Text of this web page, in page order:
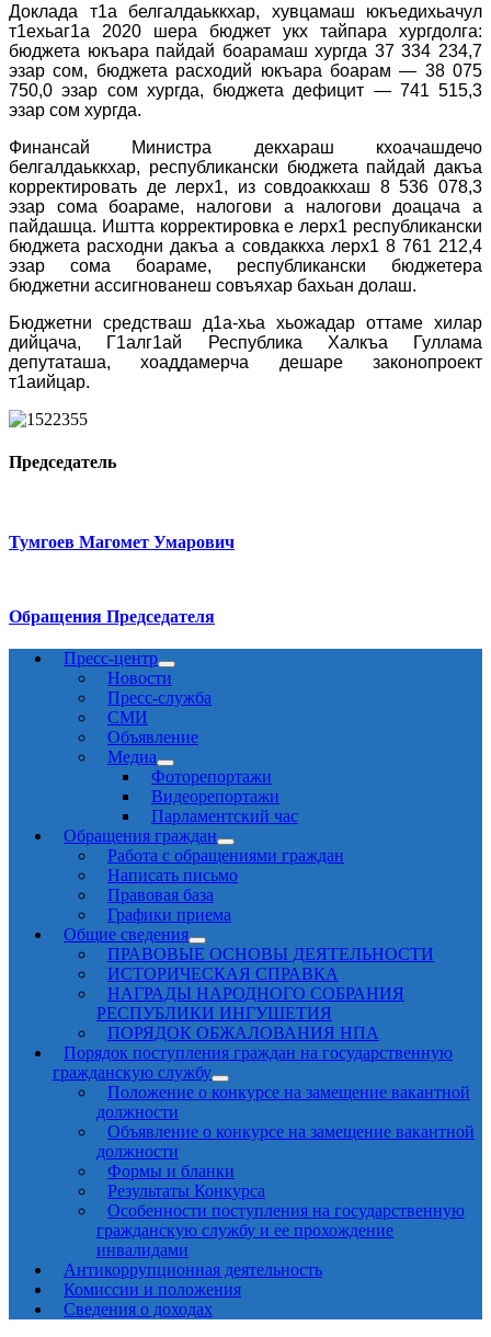
Доклада т1а белгалдаьккхар, хувцамаш юкъедихьачул
т1ехьаг1а 2020 шера бюджет укх тайпара хургдолга:
бюджета юкъара пайдай боарамаш хургда 37 334 234,7
эзар сом, бюджета расходий юкъара боарам — 38 075
750,0 эзар сом хургда, бюджета дефицит — 741 515,3
эзар сом хургда.
Финансай Министра декхараш кхоачашдечо
белгалдаьккхар, республикански бюджета пайдай дакъа
корректировать де лерх1, из совдоаккхаш 8 536 078,3
эзар сома боараме, налогови а налогови доацача а
пайдашца. Иштта корректировка е лерх1 республикански
бюджета расходни дакъа а совдаккха лерх1 8 761 212,4
эзар сома боараме, республикански бюджетера
бюджетни ассигнованеш совъяхар бахьан долаш.
Бюджетни средстваш д1а-хьа хьожадар оттаме хилар
дийцача, Г1алг1ай Республика Халкъа Гуллама
депутаташа, хоаддамерча дешаре законопроект
т1аийцар.
Председатель
Тумгоев Магомет Умарович
Обращения Председателя
Пресс-центр
Новости
Пресс-служба
СМИ
Объявление
Медиа
Фоторепортажи
Видеорепортажи
Парламентский час
Обращения граждан
Работа с обращениями граждан
Написать письмо
Правовая база
Графики приема
Общие сведения
ПРАВОВЫЕ ОСНОВЫ ДЕЯТЕЛЬНОСТИ
ИСТОРИЧЕСКАЯ СПРАВКА
НАГРАДЫ НАРОДНОГО СОБРАНИЯ
РЕСПУБЛИКИ ИНГУШЕТИЯ
ПОРЯДОК ОБЖАЛОВАНИЯ НПА
Порядок поступления граждан на государственную
гражданскую службу
Положение о конкурсе на замещение вакантной
должности
Объявление о конкурсе на замещение вакантной
должности
Формы и бланки
Результаты Конкурса
Особенности поступления на государственную
гражданскую службу и ее прохождение
инвалидами
Антикоррупционная деятельность
Комиссии и положения
Сведения о доходах